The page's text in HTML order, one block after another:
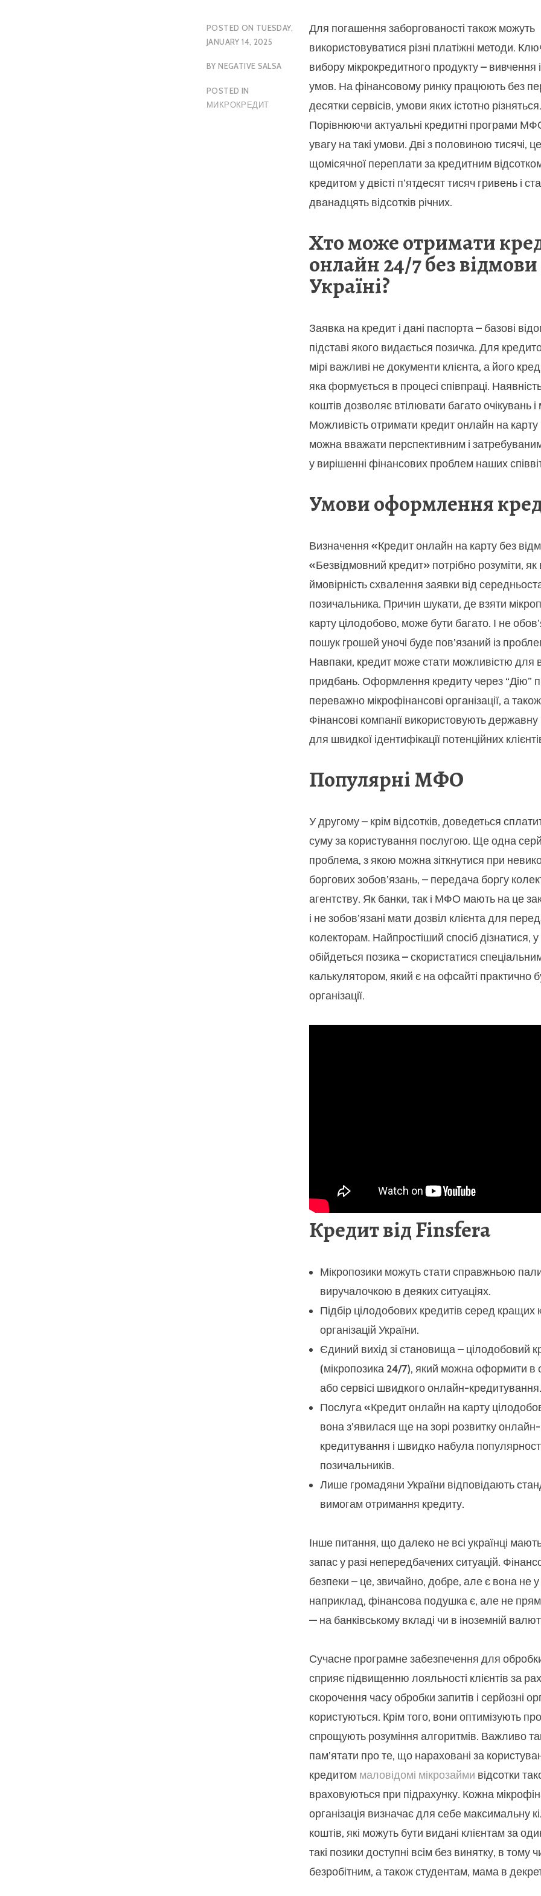
POSTED ON TUESDAY,
JANUARY 14, 2025
BYNEGATIVE SALSA
POSTED IN
МИКРОКРЕДИТ
Для погашення заборгованості також можуть
використовуватися різні платіжні методи.
вибору мікрокредитного продукту – вивчення
умов. На фінансовому ринку працюють без
десятки сервісів, умови яких істотно різняться.
Порівнюючи актуальні кредитні програми
увагу на такі умови. Дві з половиною тисячі,
щомісячної переплати за кредитним
кредитом у двісті п’ятдесят тисяч гривень і
дванадцять відсотків річних.
Хто може отримати
онлайн 24/7 без відмови
Україні?
Заявка на кредит і дані паспорта – базові
підставі якого видається позичка. Для
мірі важливі не документи клієнта, а його
яка формується в процесі співпраці.
коштів дозволяє втілювати багато очікувань і
Можливість отримати кредит онлайн на
можна вважати перспективним і
у вирішенні фінансових проблем наших
Умови оформлення
Визначення «Кредит онлайн на карту без
«Безвідмовний кредит» потрібно розуміти, як
ймовірність схвалення заявки від
позичальника. Причин шукати, де взяти
карту цілодобово, може бути багато. І не
пошук грошей уночі буде пов’язаний із
Навпаки, кредит може стати можливістю для
придбань. Оформлення кредиту через “Дію”
переважно мікрофінансові організації, а
Фінансові компанії використовують
для швидкої ідентифікації потенційних
Популярні МФО
У другому – крім відсотків, доведеться
суму за користування послугою. Ще одна
проблема, з якою можна зіткнутися при
боргових зобов’язань, – передача боргу
агентству. Як банки, так і МФО мають на це
і не зобов’язані мати дозвіл клієнта для
колекторам. Найпростіший спосіб дізнатися, у
обійдеться позика – скористатися
калькулятором, який є на офсайті практично
організації.
Кредит від Finsfera
Мікропозики можуть стати справжньою
виручалочкою в деяких ситуаціях.
Підбір цілодобових кредитів серед кращих
організацій України.
Єдиний вихід зі становища – цілодобовий
(мікропозика 24/7), який можна оформити
або сервісі швидкого онлайн-кредитування.
Послуга «Кредит онлайн на карту
вона з’явилася ще на зорі розвитку онлайн-
кредитування і швидко набула
позичальників.
Лише громадяни України відповідають
вимогам отримання кредиту.
Інше питання, що далеко не всі українці
запас у разі непередбачених ситуацій.
безпеки – це, звичайно, добре, але є вона не у
наприклад, фінансова подушка є, але не
— на банківському вкладі чи в іноземній
Сучасне програмне забезпечення для
сприяє підвищенню лояльності клієнтів за
скорочення часу обробки запитів і серйозні
користуються. Крім того, вони оптимізують
спрощують розуміння алгоритмів. Важливо
пам’ятати про те, що нараховані за
кредитом маловідомі мікрозайми відсотки
враховуються при підрахунку. Кожна
організація визначає для себе максимальну
коштів, які можуть бути видані клієнтам за
такі позики доступні всім без винятку, в тому
безробітним, а також студентам, мама в